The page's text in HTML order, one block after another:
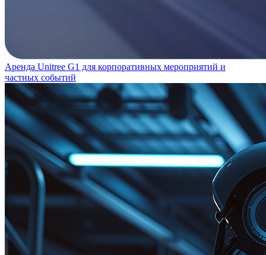
Аренда Unitree G1 для корпоративных мероприятий и
частных событий